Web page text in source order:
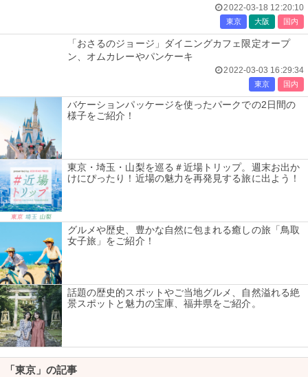
2022-03-18 12:20:10
東京 大阪 国内
「おさるのジョージ」ダイニングカフェ限定オープ
ン、オムカレーやパンケーキ
2022-03-03 16:29:34
東京 国内
バケーションパッケージを使ったパークでの2日間の
様子をご紹介！
東京・埼玉・山梨を巡る＃近場トリップ。週末お出か
けにぴったり！近場の魅力を再発見する旅に出よう！
グルメや歴史、豊かな自然に包まれる癒しの旅「鳥取
女子旅」をご紹介！
話題の歴史的スポットやご当地グルメ、自然溢れる絶
景スポットと魅力の宝庫、福井県をご紹介。
「東京」の記事